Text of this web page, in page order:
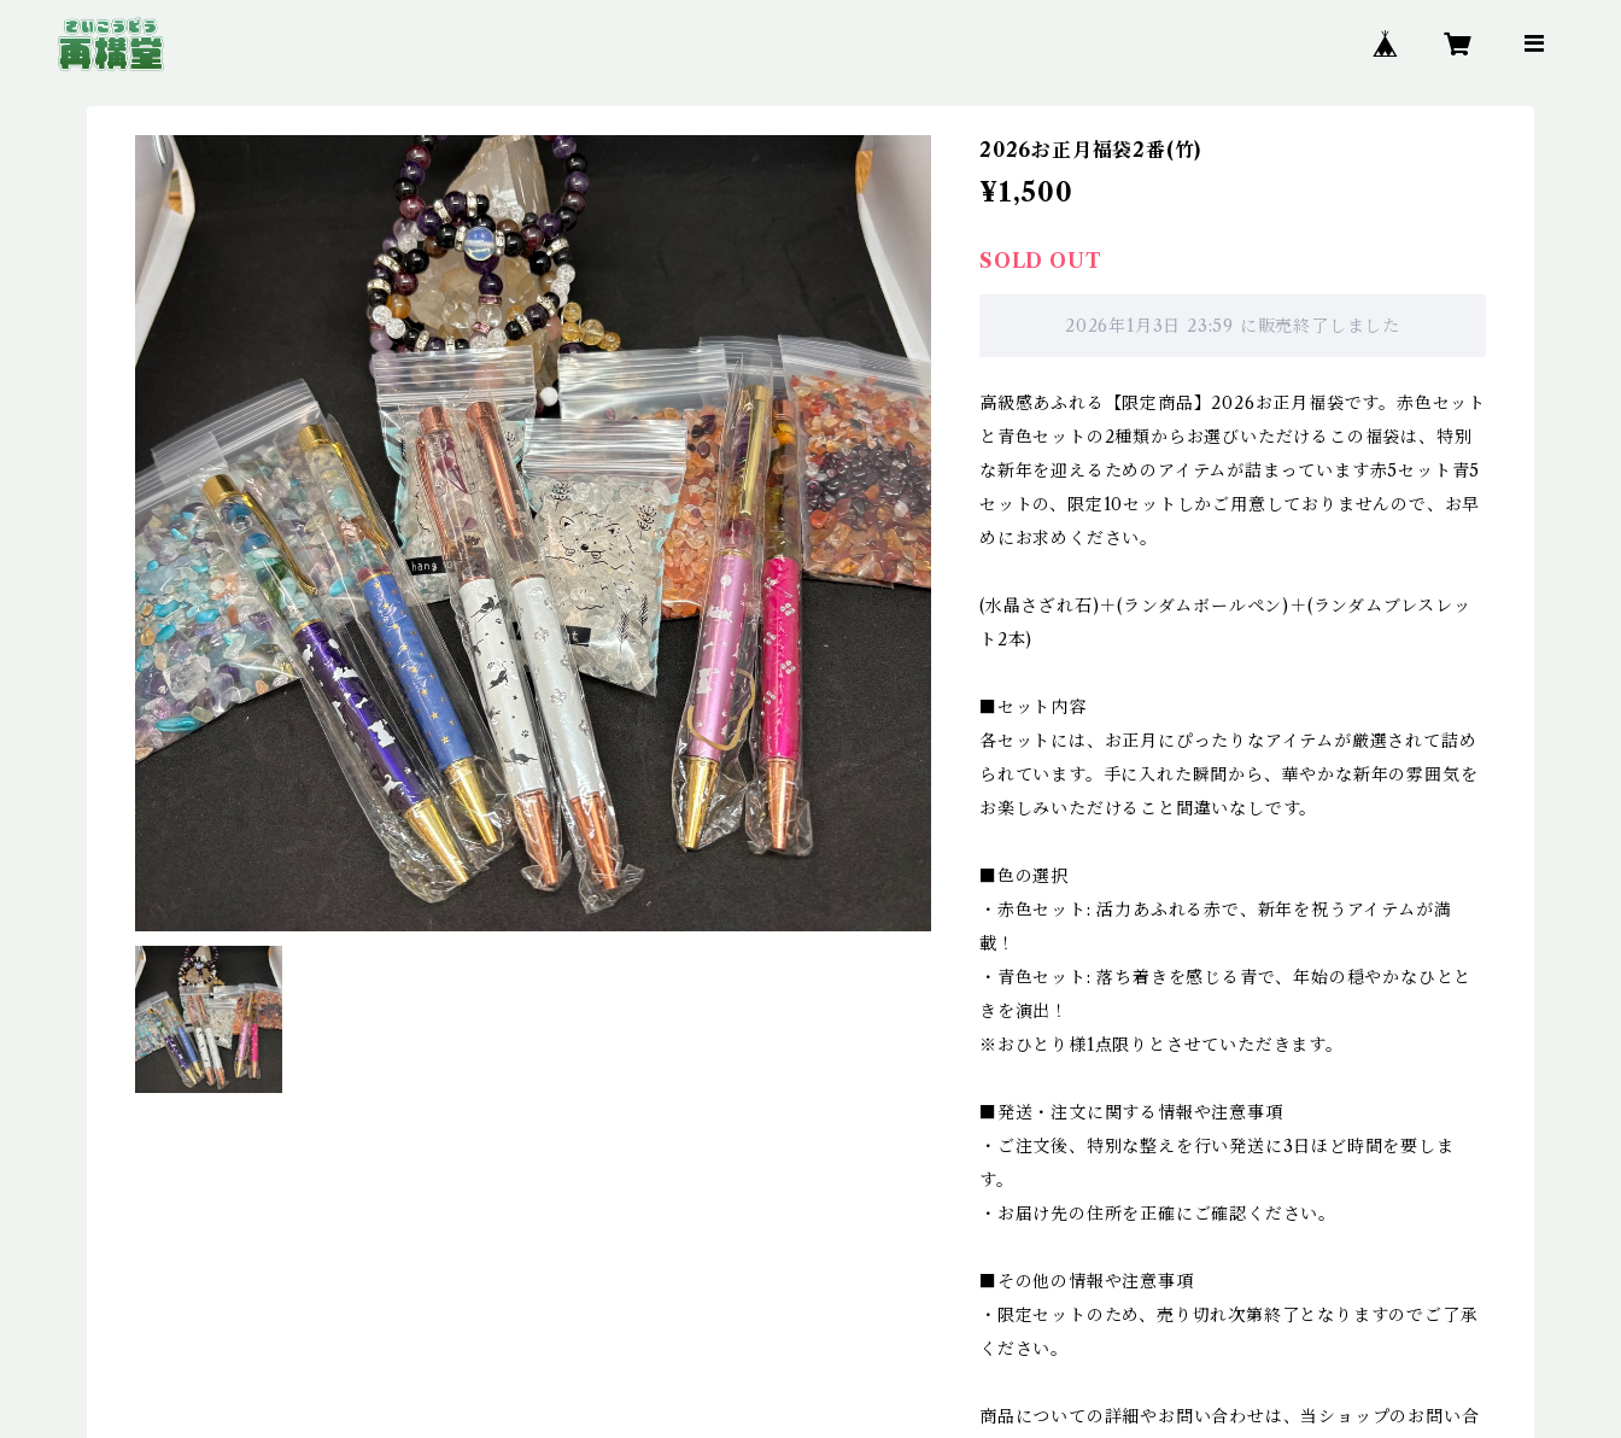
2026お正月福袋2番(竹)
¥1,500
SOLD OUT
2026年1月3日 23:59 に販売終了しました
高級感あふれる【限定商品】2026お正月福袋です。赤色セット
と青色セットの2種類からお選びいただけるこの福袋は、特別
な新年を迎えるためのアイテムが詰まっています赤5セット青5
セットの、限定10セットしかご用意しておりませんので、お早
めにお求めください。
(水晶さざれ石)＋(ランダムボールペン)＋(ランダムブレスレッ
ト2本)
■セット内容
各セットには、お正月にぴったりなアイテムが厳選されて詰め
られています。手に入れた瞬間から、華やかな新年の雰囲気を
お楽しみいただけること間違いなしです。
■色の選択
・赤色セット: 活力あふれる赤で、新年を祝うアイテムが満
載！
・青色セット: 落ち着きを感じる青で、年始の穏やかなひとと
きを演出！
※おひとり様1点限りとさせていただきます。
■発送・注文に関する情報や注意事項
・ご注文後、特別な整えを行い発送に3日ほど時間を要しま
す。
・お届け先の住所を正確にご確認ください。
■その他の情報や注意事項
・限定セットのため、売り切れ次第終了となりますのでご了承
ください。
商品についての詳細やお問い合わせは、当ショップのお問い合